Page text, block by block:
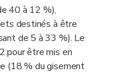
40 à 12 %),
destinés à être
de 5 à 33 %). Le
pour être mis en
(18 % du gisement